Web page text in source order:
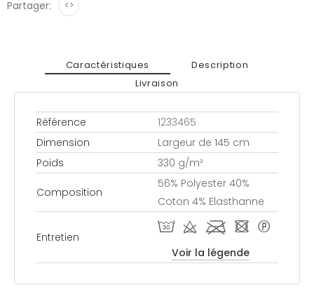
Partager: <>
Caractéristiques
Description
Livraison
Référence
1233465
Dimension
Largeur de 145 cm
Poids
330 g/m²
Composition
56% Polyester 40%
Coton 4% Elasthanne
Entretien
T d l - *
Voir la légende